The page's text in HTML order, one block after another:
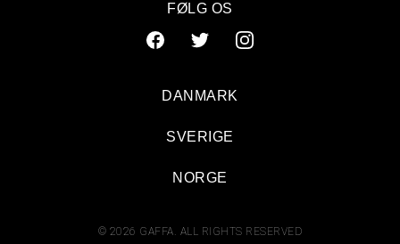
FØLG OS
© 2026 GAFFA. ALL RIGHTS RESERVED
DANMARK
SVERIGE
NORGE